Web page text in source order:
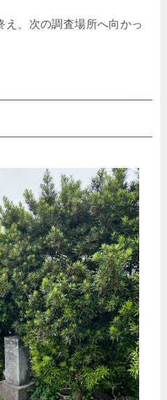
え、次の調査場所へ向かっ